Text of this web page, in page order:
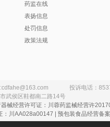
成都恒瑞制药有限公司
成都汇道堂中药饮片有限责任公司
成都神鹤药业有限责任公司
成都市恒拓医药包装有限公司
成都市卫生材料厂
药监在线
表扬信息
处罚信息
政策法规
cdfahe@163.com
投诉电话：
武侯区鞋都南二路14号
械经营许可证：川蓉药监械经营许
川AA028a00147 | 预包装食品经营备